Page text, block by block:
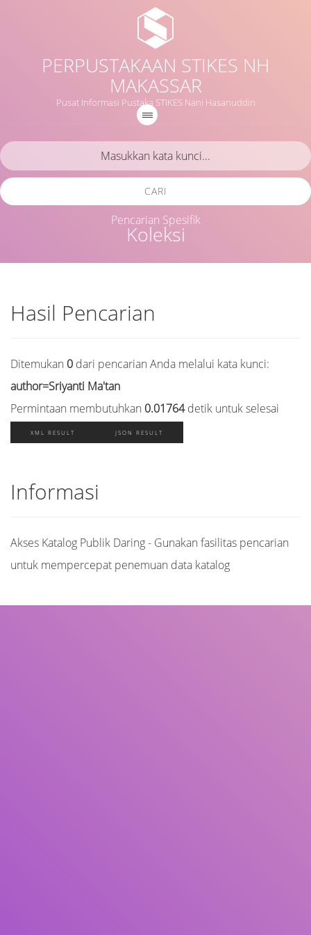
PERPUSTAKAAN STIKES NH
MAKASSAR
Pusat Informasi Pustaka STIKES Nani Hasanuddin
Koleksi
CARI
Pencarian Spesifik
Hasil Pencarian
Ditemukan 0 dari pencarian Anda melalui kata kunci:
author=Sriyanti Ma'tan
Permintaan membutuhkan 0.01764detik untuk selesai
XML RESULT JSON RESULT
Informasi
Akses Katalog Publik Daring - Gunakan fasilitas pencarian
untuk mempercepat penemuan data katalog